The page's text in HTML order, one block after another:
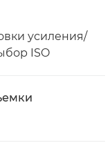
усиления/
ISO